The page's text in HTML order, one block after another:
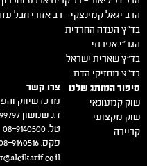
הרב יגאל קמינצקי – רב אזורי חבל
בד"ץ העדה החרדית
הגר"י אפרתי
בד"ץ שארית ישראל
בד"צ מחזיקי הדת
סיפור המותג שלנו
שוק קמעונאי
שוק מקצועי
קריירה
צרו קשר
מרכז שיווק
ד.נ שמשון 99797
טל. 08-9140500
פקס. 08-9140516